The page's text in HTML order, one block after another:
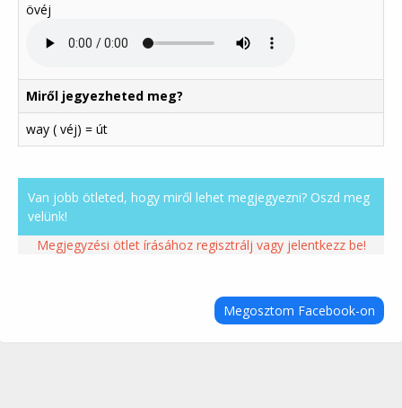
övéj
Miről jegyezheted meg?
way ( véj) = út
Van jobb ötleted, hogy miről lehet megjegyezni? Oszd meg
velünk!
Megjegyzési ötlet írásához regisztrálj vagy jelentkezz be!
Megosztom Facebook-on